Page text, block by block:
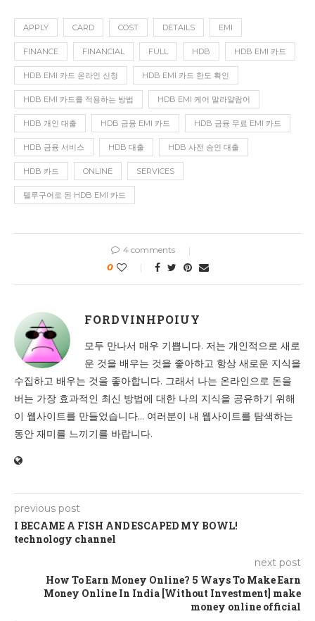
APPLY CARD COST DETAILS EMI
FINANCE FINANCIAL FULL HDB HDB EMI 카드
HDB EMI 카드 온라인 신청 HDB EMI 카드 한도 확인
HDB EMI 카드를 적용하는 방법 HDB EMI 케어 말라얄람어
HDB 개인 대출 HDB 금융 EMI 카드 HDB 금융 무료 EMI 카드
HDB 금융 서비스 HDB 대출 HDB 사전 승인 대출
HDB 카드 ONLINE SERVICES
텔루구어로 된 HDB EMI 카드
4 comments
0
FORDVINHPOIUY
모두 만나서 매우 기쁩니다. 저는 개인적으로 새로
운 것을 배우는 것을 좋아하고 항상 새로운 지식을
수집하고 배우는 것을 좋아합니다. 그래서 나는 온라인으로 돈을
버는 가장 효과적인 최신 방법에 대한 나의 지식을 공유하기 위해
이 웹사이트를 만들었습니다... 여러분이 내 웹사이트를 탐색하는
동안 재미를 느끼기를 바랍니다.
previous post
I BECAME A FISH AND ESCAPED MY BOWL!
technology channel
next post
How To Earn Money Online? 5 Ways To Make Earn
Money Online In India [Without Investment] make
money online official